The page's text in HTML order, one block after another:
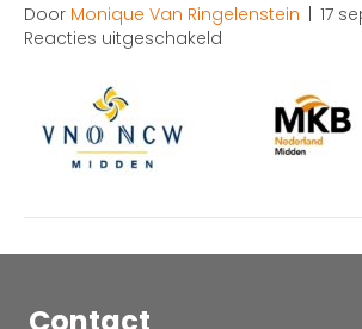
Door Monique Van Ringelenstein | 17
Reacties uitgeschakeld
Contact